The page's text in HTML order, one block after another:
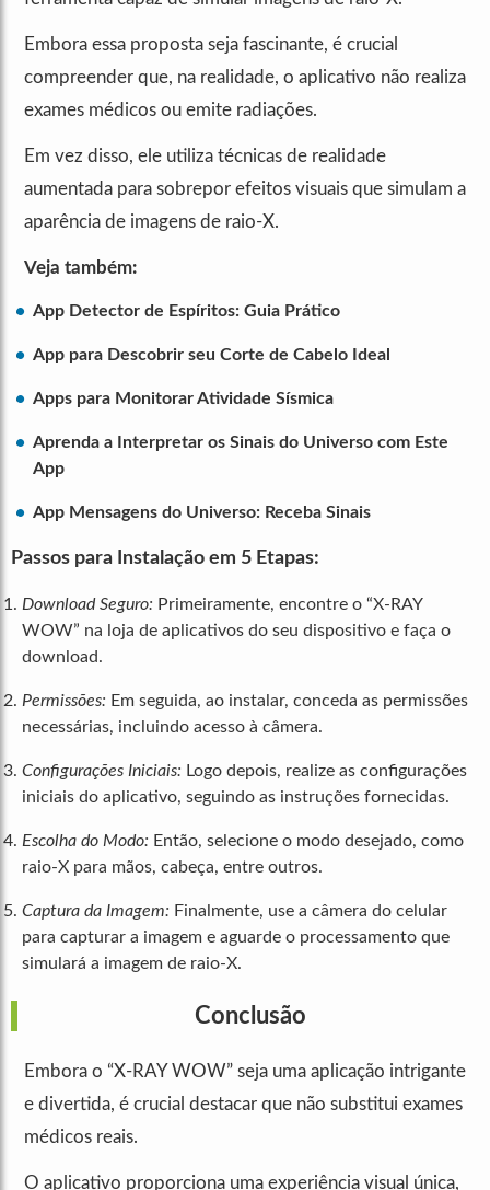
Embora essa proposta seja fascinante, é crucial
compreender que, na realidade, o aplicativo não realiza
exames médicos ou emite radiações.
Em vez disso, ele utiliza técnicas de realidade
aumentada para sobrepor efeitos visuais que simulam a
aparência de imagens de raio-X.
Veja também:
App Detector de Espíritos: Guia Prático
App para Descobrir seu Corte de Cabelo Ideal
Apps para Monitorar Atividade Sísmica
Aprenda a Interpretar os Sinais do Universo com Este
App
App Mensagens do Universo: Receba Sinais
Passos para Instalação em 5 Etapas:
Download Seguro: Primeiramente, encontre o “X-RAY
WOW” na loja de aplicativos do seu dispositivo e faça o
download.
Permissões: Em seguida, ao instalar, conceda as permissões
necessárias, incluindo acesso à câmera.
Configurações Iniciais: Logo depois, realize as configurações
iniciais do aplicativo, seguindo as instruções fornecidas.
Escolha do Modo: Então, selecione o modo desejado, como
raio-X para mãos, cabeça, entre outros.
Captura da Imagem: Finalmente, use a câmera do celular
para capturar a imagem e aguarde o processamento que
simulará a imagem de raio-X.
Conclusão
Embora o “X-RAY WOW” seja uma aplicação intrigante
e divertida, é crucial destacar que não substitui exames
médicos reais.
O aplicativo proporciona uma experiência visual única,